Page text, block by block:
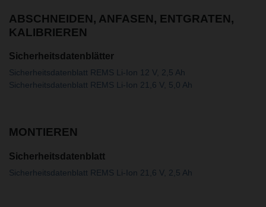
ABSCHNEIDEN, ANFASEN, ENTGRATEN,
KALIBRIEREN
Sicherheitsdatenblätter
Sicherheitsdatenblatt REMS Li-Ion 12 V, 2,5 Ah
Sicherheitsdatenblatt REMS Li-Ion 21,6 V, 5,0 Ah
MONTIEREN
Sicherheitsdatenblatt
Sicherheitsdatenblatt REMS Li-Ion 21,6 V, 2,5 Ah